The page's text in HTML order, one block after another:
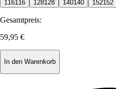
116116 128128 140140 152152
Gesamtpreis:
59,95 €
In den Warenkorb